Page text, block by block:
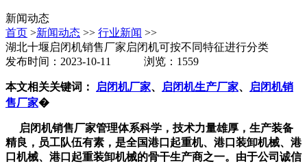
新闻动态
首页 >新闻动态 >> 行业新闻 >>
湖北十堰启闭机销售厂家启闭机可按不同特征进行分类
发布时间：2023-10-11 浏览：1559
本文相关关键词： 启闭机厂家、 启闭机生产厂家、
启闭机销
售厂家�
启闭机销售厂家管理体系科学，技术力量雄厚，生产装备
精良，员工队伍有素，是全国港口起重机、港口装卸机械、港
口机械、港口起重装卸机械的骨干生产商之一。由于公司诚信